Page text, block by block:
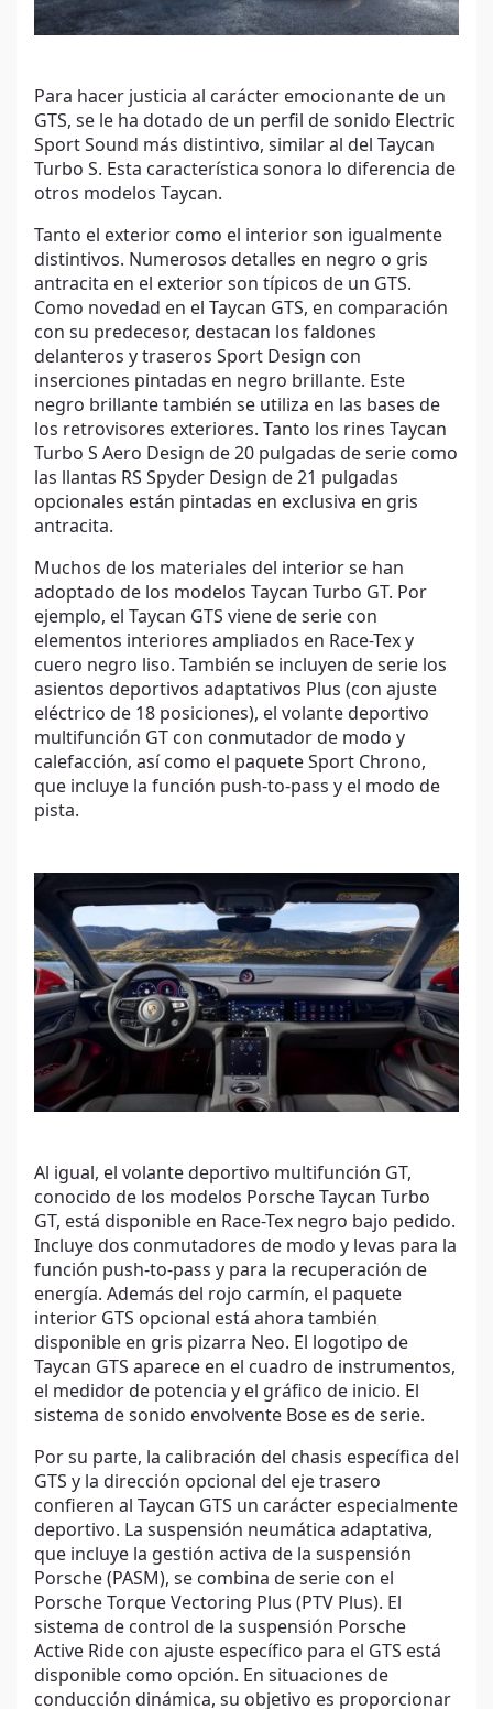
Para hacer justicia al carácter emocionante de un
GTS, se le ha dotado de un perfil de sonido Electric
Sport Sound más distintivo, similar al del Taycan
Turbo S. Esta característica sonora lo diferencia de
otros modelos Taycan.
Tanto el exterior como el interior son igualmente
distintivos. Numerosos detalles en negro o gris
antracita en el exterior son típicos de un GTS.
Como novedad en el Taycan GTS, en comparación
con su predecesor, destacan los faldones
delanteros y traseros Sport Design con
inserciones pintadas en negro brillante. Este
negro brillante también se utiliza en las bases de
los retrovisores exteriores. Tanto los rines Taycan
Turbo S Aero Design de 20 pulgadas de serie como
las llantas RS Spyder Design de 21 pulgadas
opcionales están pintadas en exclusiva en gris
antracita.
Muchos de los materiales del interior se han
adoptado de los modelos Taycan Turbo GT. Por
ejemplo, el Taycan GTS viene de serie con
elementos interiores ampliados en Race-Tex y
cuero negro liso. También se incluyen de serie los
asientos deportivos adaptativos Plus (con ajuste
eléctrico de 18 posiciones), el volante deportivo
multifunción GT con conmutador de modo y
calefacción, así como el paquete Sport Chrono,
que incluye la función push-to-pass y el modo de
pista.
Al igual, el volante deportivo multifunción GT,
conocido de los modelos Porsche Taycan Turbo
GT, está disponible en Race-Tex negro bajo pedido.
Incluye dos conmutadores de modo y levas para la
función push-to-pass y para la recuperación de
energía. Además del rojo carmín, el paquete
interior GTS opcional está ahora también
disponible en gris pizarra Neo. El logotipo de
Taycan GTS aparece en el cuadro de instrumentos,
el medidor de potencia y el gráfico de inicio. El
sistema de sonido envolvente Bose es de serie.
Por su parte, la calibración del chasis específica del
GTS y la dirección opcional del eje trasero
confieren al Taycan GTS un carácter especialmente
deportivo. La suspensión neumática adaptativa,
que incluye la gestión activa de la suspensión
Porsche (PASM), se combina de serie con el
Porsche Torque Vectoring Plus (PTV Plus). El
sistema de control de la suspensión Porsche
Active Ride con ajuste específico para el GTS está
disponible como opción. En situaciones de
conducción dinámica, su objetivo es proporcionar